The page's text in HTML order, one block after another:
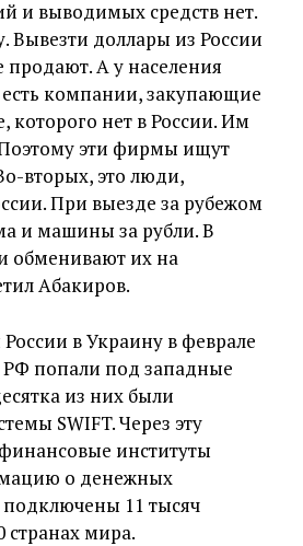
и выводимых средств нет.
Вывезти доллары из России
продают. А у населения
компании, закупающие
которого нет в России. Им
эти фирмы ищут
вторых, это люди,
При выезде за рубежом
и машины за рубли. В
обменивают их на
Абакиров.
в Украину в феврале
РФ попали под западные
из них были
SWIFT. Через эту
институты
о денежных
11 тысяч
странах мира.